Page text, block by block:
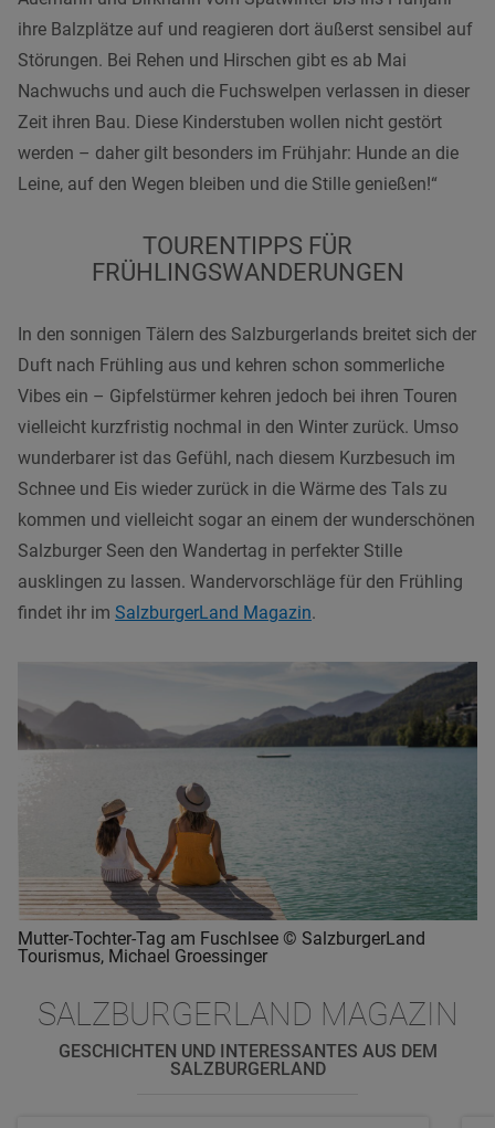
ihre Balzplätze auf und reagieren dort äußerst sensibel auf
Störungen. Bei Rehen und Hirschen gibt es ab Mai
Nachwuchs und auch die Fuchswelpen verlassen in dieser
Zeit ihren Bau. Diese Kinderstuben wollen nicht gestört
werden – daher gilt besonders im Frühjahr: Hunde an die
Leine, auf den Wegen bleiben und die Stille genießen!“
TOURENTIPPS FÜR
FRÜHLINGSWANDERUNGEN
In den sonnigen Tälern des Salzburgerlands breitet sich der
Duft nach Frühling aus und kehren schon sommerliche
Vibes ein – Gipfelstürmer kehren jedoch bei ihren Touren
vielleicht kurzfristig nochmal in den Winter zurück. Umso
wunderbarer ist das Gefühl, nach diesem Kurzbesuch im
Schnee und Eis wieder zurück in die Wärme des Tals zu
kommen und vielleicht sogar an einem der wunderschönen
Salzburger Seen den Wandertag in perfekter Stille
ausklingen zu lassen. Wandervorschläge für den Frühling
findet ihr im SalzburgerLand Magazin.
Mutter-Tochter-Tag am Fuschlsee © SalzburgerLand
Tourismus, Michael Groessinger
SALZBURGERLAND MAGAZIN
GESCHICHTEN UND INTERESSANTES AUS DEM
SALZBURGERLAND